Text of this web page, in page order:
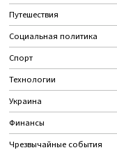
Путешествия
Социальная политика
Спорт
Технологии
Украина
Финансы
Чрезвычайные события